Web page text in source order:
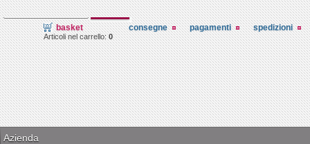
basket
Articoli nel carrello:0
consegne pagamenti spedizioni
Azienda